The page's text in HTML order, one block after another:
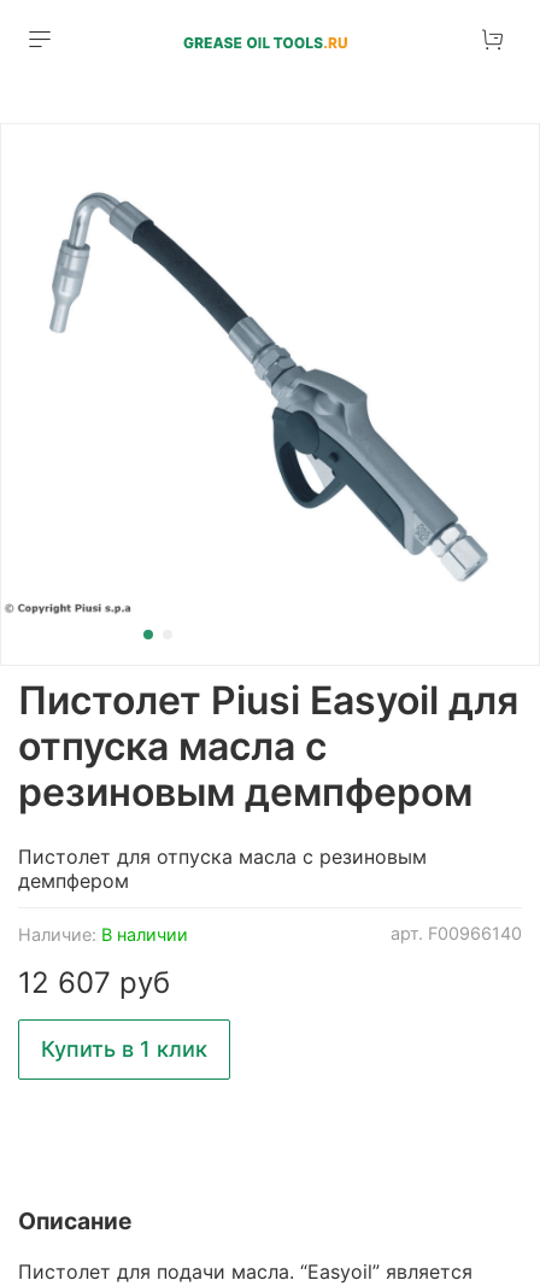
арт. F00966140
Наличие: В наличии
Пистолет Piusi Easyoil для
отпуска масла с
резиновым демпфером
12 607 руб
Купить в 1 клик
Пистолет для отпуска масла с резиновым
демпфером
Описание
Пистолет для подачи масла. “Easyoil” является